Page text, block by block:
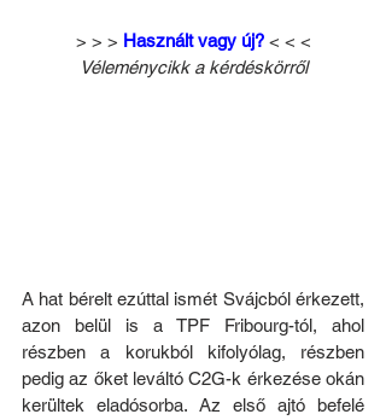
> > > Használt vagy új? < < <
Véleménycikk a kérdéskörről
A hat bérelt ezúttal ismét Svájcból érkezett,
azon belül is a TPF Fribourg-tól, ahol
részben a korukból kifolyólag, részben
pedig az őket leváltó C2G-k érkezése okán
kerültek eladósorba. Az első ajtó befelé